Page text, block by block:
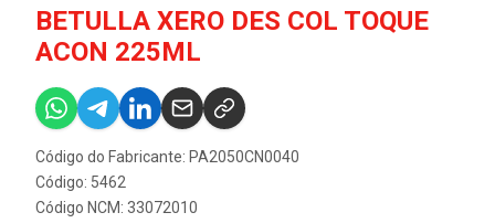
BETULLA XERO DES COL TOQUE
ACON 225ML
Código do Fabricante: PA2050CN0040
Código: 5462
Código NCM: 33072010